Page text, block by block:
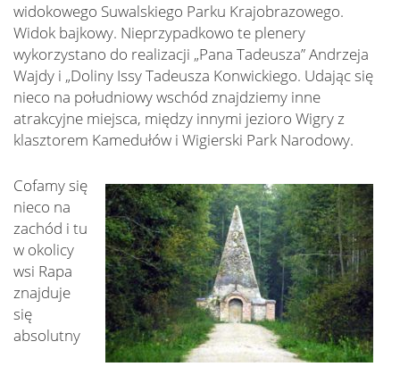
widokowego Suwalskiego Parku Krajobrazowego.
Widok bajkowy. Nieprzypadkowo te plenery
wykorzystano do realizacji „Pana Tadeusza” Andrzeja
Wajdy i „Doliny Issy Tadeusza Konwickiego. Udając się
nieco na południowy wschód znajdziemy inne
atrakcyjne miejsca, między innymi jezioro Wigry z
klasztorem Kamedułów i Wigierski Park Narodowy.
Cofamy się
nieco na
zachód i tu
w okolicy
wsi Rapa
znajduje
się
absolutny